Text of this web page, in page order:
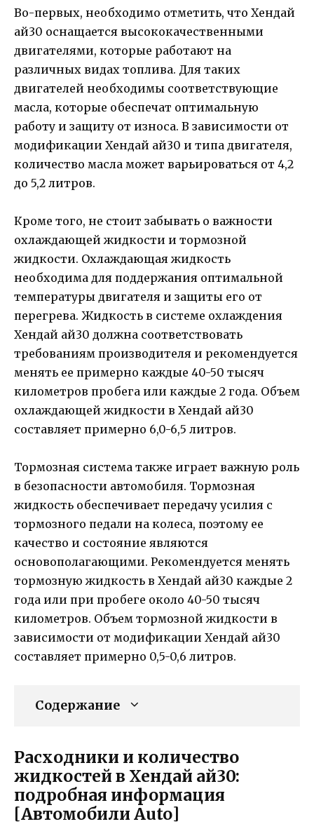
Во-первых, необходимо отметить, что Хендай
ай30 оснащается высококачественными
двигателями, которые работают на
различных видах топлива. Для таких
двигателей необходимы соответствующие
масла, которые обеспечат оптимальную
работу и защиту от износа. В зависимости от
модификации Хендай ай30 и типа двигателя,
количество масла может варьироваться от 4,2
до 5,2 литров.
Кроме того, не стоит забывать о важности
охлаждающей жидкости и тормозной
жидкости. Охлаждающая жидкость
необходима для поддержания оптимальной
температуры двигателя и защиты его от
перегрева. Жидкость в системе охлаждения
Хендай ай30 должна соответствовать
требованиям производителя и рекомендуется
менять ее примерно каждые 40-50 тысяч
километров пробега или каждые 2 года. Объем
охлаждающей жидкости в Хендай ай30
составляет примерно 6,0-6,5 литров.
Тормозная система также играет важную роль
в безопасности автомобиля. Тормозная
жидкость обеспечивает передачу усилия с
тормозного педали на колеса, поэтому ее
качество и состояние являются
основополагающими. Рекомендуется менять
тормозную жидкость в Хендай ай30 каждые 2
года или при пробеге около 40-50 тысяч
километров. Объем тормозной жидкости в
зависимости от модификации Хендай ай30
составляет примерно 0,5-0,6 литров.
Содержание
Расходники и количество
жидкостей в Хендай ай30:
подробная информация
[Автомобили Auto]